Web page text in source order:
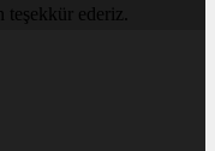
ederiz.